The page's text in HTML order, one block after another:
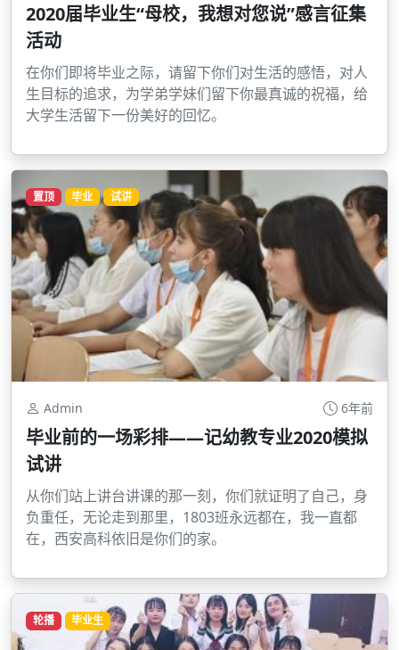
2020届毕业生“母校，我想对您说”感言征集
活动
在你们即将毕业之际，请留下你们对生活的感悟，对人
生目标的追求，为学弟学妹们留下你最真诚的祝福，给
大学生活留下一份美好的回忆。
置顶 毕业 试讲
Admin 6年前
毕业前的一场彩排——记幼教专业2020模拟
试讲
从你们站上讲台讲课的那一刻，你们就证明了自己，身
负重任，无论走到那里，1803班永远都在，我一直都
在，西安高科依旧是你们的家。
轮播 毕业生